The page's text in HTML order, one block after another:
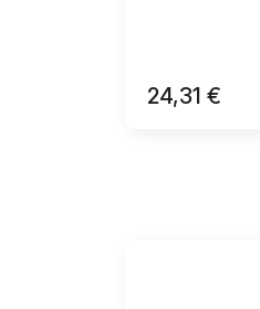
24,31 €